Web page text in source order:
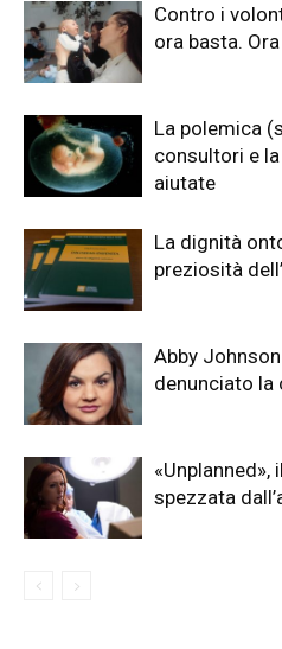
Contro i
ora basta.
La polemica
consultori e
aiutate
La dignità
preziosità
Abby
denunciato la
spezzata